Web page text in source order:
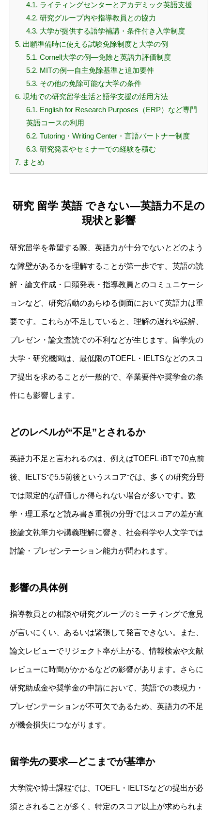
4.1. ライティングセンターとアカデミック英語支援
4.2. 研究グループ内や指導教員との協力
4.3. 大学が提供する語学補講・条件付き入学制度
5. 出願準備時に使える試験免除制度と大学の例
5.1. Cornell大学の例—免除と英語力評価制度
5.2. MITの例—自主免除基準と追加要件
5.3. その他の免除可能な大学の条件
6. 現地での研究留学生活と語学支援の活用方法
6.1. English for Research Purposes（ERP）など専門
英語コースの利用
6.2. Tutoring・Writing Center・言語パートナー制度
6.3. 研究発表やセミナーでの経験を積む
7. まとめ
研究 留学 英語 できない—英語力不足の
現状と影響
研究留学を希望する際、英語力が十分でないとどのよう
な障壁があるかを理解することが第一歩です。英語の読
解・論文作成・口頭発表・指導教員とのコミュニケーシ
ョンなど、研究活動のあらゆる側面において英語力は重
要です。これらが不足していると、理解の遅れや誤解、
プレゼン・論文査読での不利などが生じます。留学先の
大学・研究機関は、最低限のTOEFL・IELTSなどのスコ
ア提出を求めることが一般的で、卒業要件や奨学金の条
件にも影響します。
どのレベルが“不足”とされるか
英語力不足と言われるのは、例えばTOEFL iBTで70点前
後、IELTSで5.5前後というスコアでは、多くの研究分野
では限定的な評価しか得られない場合が多いです。数
学・理工系など読み書き重視の分野ではスコアの差が直
接論文執筆力や講義理解に響き、社会科学や人文学では
討論・プレゼンテーション能力が問われます。
影響の具体例
指導教員との相談や研究グループのミーティングで意見
が言いにくい、あるいは緊張して発言できない。また、
論文レビューでリジェクト率が上がる、情報検索や文献
レビューに時間がかかるなどの影響があります。さらに
研究助成金や奨学金の申請において、英語での表現力・
プレゼンテーションが不可欠であるため、英語力の不足
が機会損失につながります。
留学先の要求—どこまでが基準か
大学院や博士課程では、TOEFL・IELTSなどの提出が必
須とされることが多く、特定のスコア以上が求められま